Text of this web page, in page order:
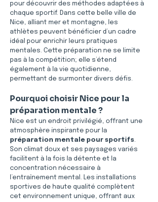
pour découvrir des méthodes adaptées à
chaque sportif. Dans cette belle ville de
Nice, alliant mer et montagne, les
athlètes peuvent bénéficier d’un cadre
idéal pour enrichir leurs pratiques
mentales. Cette préparation ne se limite
pas à la compétition; elle s’étend
également à la vie quotidienne,
permettant de surmonter divers défis.
Pourquoi choisir Nice pour la
préparation mentale ?
Nice est un endroit privilégié, offrant une
atmosphère inspirante pour la
préparation mentale pour sportifs.
Son climat doux et ses paysages variés
facilitent à la fois la détente et la
concentration nécessaire à
l’entraînement mental. Les installations
sportives de haute qualité complètent
cet environnement unique, offrant aux